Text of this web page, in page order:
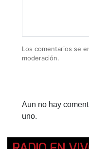
Los comentarios se
moderación.
Aun no hay
uno.